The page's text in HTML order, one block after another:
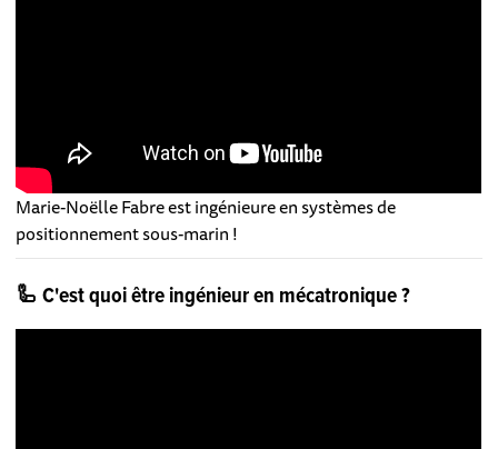
Marie-Noëlle Fabre est ingénieure en systèmes de
positionnement sous-marin !
🦾 C'est quoi être ingénieur en mécatronique ?